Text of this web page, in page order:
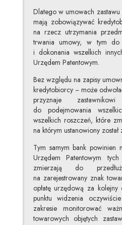
Dlatego w umowach
mają zobowiązywać
na rzecz utrzymania
trwania umowy, w tym do
i dokonania wszelkich
Urzędem Patentowym.
Bez względu na zapisy
kredytobiorcy − może
przyznaje
do podejmowania
wszelkich roszczeń, które
na którym ustanowiony został
Tym samym bank powinien
Urzędem Patentowym
zmierzają do
na zarejestrowany znak
opłatę urzędową za
punktu widzenia
zakresie monitorować
towarowych objętych